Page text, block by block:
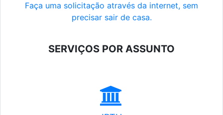
Faça uma solicitação através da internet, sem
precisar sair de casa.
SERVIÇOS POR ASSUNTO